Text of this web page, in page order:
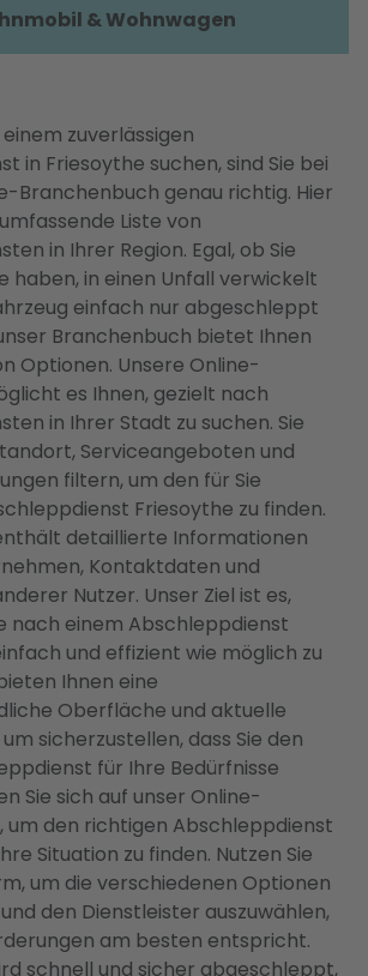
zuverlässigen
in Friesoythe suchen, sind Sie bei
Branchenbuch genau richtig. Hier
Liste von
in Ihrer Region. Egal, ob Sie
haben, in einen Unfall verwickelt
einfach nur abgeschleppt
Branchenbuch bietet Ihnen
Optionen. Unsere Online-
es Ihnen, gezielt nach
in Ihrer Stadt zu suchen. Sie
Serviceangeboten und
filtern, um den für Sie
Friesoythe zu finden.
detaillierte Informationen
Kontaktdaten und
Nutzer. Unser Ziel ist es,
nach einem Abschleppdienst
und effizient wie möglich zu
Ihnen eine
Oberfläche und aktuelle
sicherzustellen, dass Sie den
für Ihre Bedürfnisse
Sie sich auf unser Online-
um den richtigen Abschleppdienst
Situation zu finden. Nutzen Sie
um die verschiedenen Optionen
den Dienstleister auszuwählen,
am besten entspricht.
schnell und sicher abgeschleppt,
& Wohnwagen